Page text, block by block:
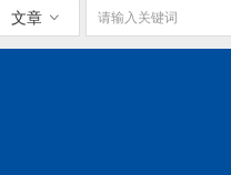
文章 ꀁ